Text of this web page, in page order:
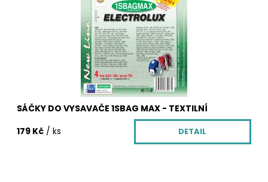
vysavače zdarma, která krásně provoní Váš
byt, mikrofiltr a motorový filtr pro Váš vysavač.
Skladem
3027/CLA
SÁČKY DO VYSAVAČE 1SBAG MAX - TEXTILNÍ
179 Kč / ks DETAIL